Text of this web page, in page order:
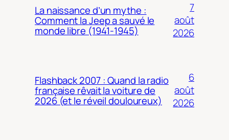
La naissance d’un mythe :
Comment la Jeep a sauvé le
monde libre (1941-1945)
7
août
2026
Flashback 2007 : Quand la radio
française rêvait la voiture de
2026 (et le réveil douloureux)
6
août
2026